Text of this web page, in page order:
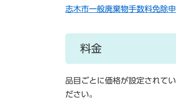
志木市一般廃棄物手数料免除
料金
品目ごとに価格が設定されて
ださい。